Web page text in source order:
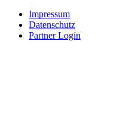
Impressum
Datenschutz
Partner Login